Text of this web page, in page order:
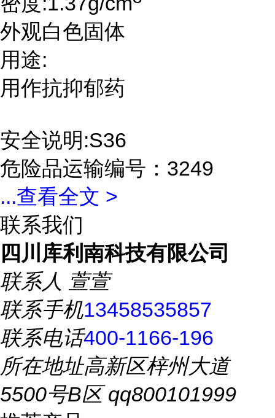
外观白色固体
用途:
用作抗抑郁药
安全说明:S36
危险品运输编号：3249
...查看全文 >
联系我们
四川库利南科技有限公司
联系人 萱萱
联系手机13458535857
联系电话400-1166-196
所在地址高新区梓州大道
5500号B区 qq800101999